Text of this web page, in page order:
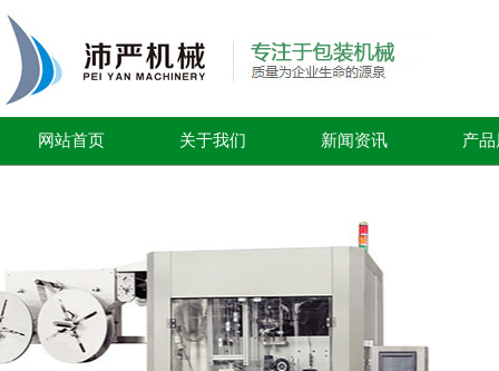
网站首页 关于我们 新闻资讯 产